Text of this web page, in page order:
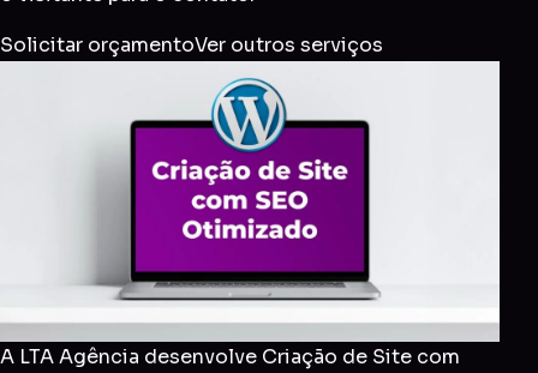
Solicitar orçamentoVer outros serviços
A LTA Agência desenvolve Criação de Site com